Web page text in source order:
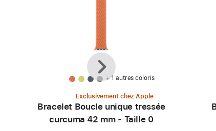
+ 1 autres coloris
Exclusivement chez Apple
Bracelet Boucle unique tressée
curcuma 42 mm - Taille 0
Précédent
Suivant